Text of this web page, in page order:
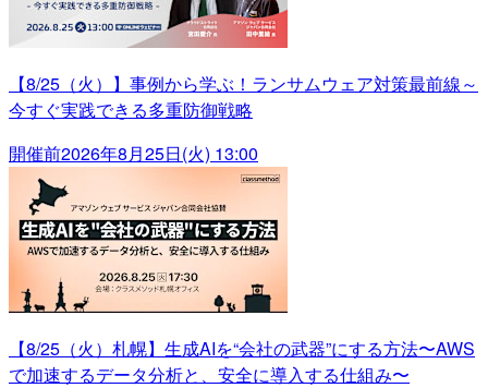
【8/25（火）】事例から学ぶ！ランサムウェア対策最前線～
今すぐ実践できる多重防御戦略
開催前2026年8月25日(火) 13:00
【8/25（火）札幌】生成AIを“会社の武器”にする方法〜AWS
で加速するデータ分析と、安全に導入する仕組み〜